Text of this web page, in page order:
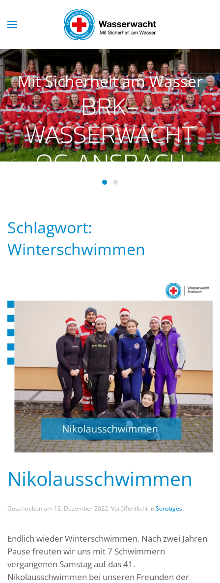
Skip to main content
Mit Sicherheit am Wasser
BRK-
WASSERWACHT
OG ANSBACH
BRK-Wasserwacht OG
Schlagwort:
Winterschwimmen
Nikolausschwimmen
Geschrieben am 12. Dezember 2022. Veröffentlicht inSonstiges.
Endlich wieder Winterschwimmen. Nach zwei Jahren
Pause freuten wir uns mit 7 Schwimmern
vergangenen Samstag auf das 41.
Nikolausschwimmen bei unseren Freunden der